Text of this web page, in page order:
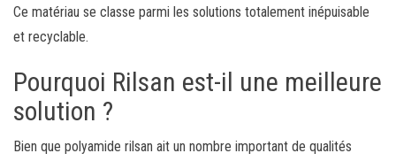
Ce matériau se classe parmi les solutions totalement inépuisable
et recyclable.
Pourquoi Rilsan est-il une meilleure
solution ?
Bien que polyamide rilsan ait un nombre important de qualités